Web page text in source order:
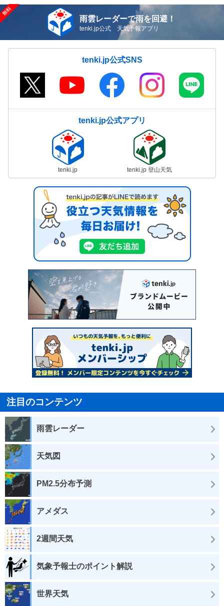
雨雲レーダーで雨を回避！
tenki.jp公式 天気予報アプリ
tenki.jp公式SNS
tenki.jp公式アプリ
tenki.jp tenki.jp 登山天気
注目のコンテンツ
雨雲レーダー
天気図
PM2.5分布予測
アメダス
2週間天気
気象予報士のポイント解説
世界天気